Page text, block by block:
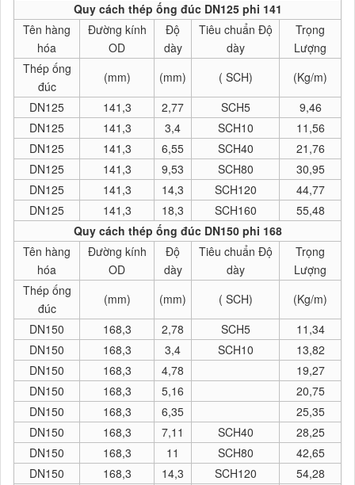
Quy cách thép ống đúc DN125 phi 141
Tên hàng
hóa
Đường kính
OD
Độ
dày
Tiêu chuẩn Độ
dày
Trọng
Lượng
Thép ống
đúc
(mm) (mm) ( SCH)
(Kg/m)
DN125
141,3 2,77 SCH5
9,46
DN125
141,3 3,4 SCH10
11,56
DN125
141,3 6,55 SCH40
21,76
DN125
141,3 9,53 SCH80
30,95
DN125
141,3 14,3 SCH120
44,77
DN125
141,3 18,3 SCH160
55,48
Quy cách thép ống đúc DN150 phi 168
Tên hàng
hóa
Đường kính
OD
Độ
dày
Tiêu chuẩn Độ
dày
Trọng
Lượng
Thép ống
đúc
(mm) (mm) ( SCH)
(Kg/m)
DN150
168,3 2,78 SCH5
11,34
DN150
168,3 3,4 SCH10
13,82
DN150
168,3 4,78
19,27
DN150
168,3 5,16
20,75
DN150
168,3 6,35
25,35
DN150
168,3 7,11 SCH40
28,25
DN150
168,3 11 SCH80
42,65
DN150
168,3 14,3 SCH120
54,28